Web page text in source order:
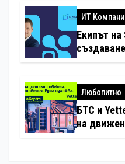
ИТ
Екипът
Любопитно
БТС и
на